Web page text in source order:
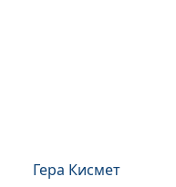
Гера Кисмет